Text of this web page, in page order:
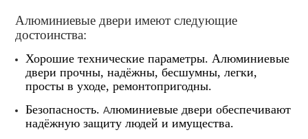
Алюминиевые двери имеют следующие
достоинства:
Хорошие технические параметры. Алюминиевые
двери прочны, надёжны, бесшумны, легки,
просты в уходе, ремонтопригодны.
Безопасность.Алюминиевые двери обеспечивают
надёжную защиту людей и имущества.